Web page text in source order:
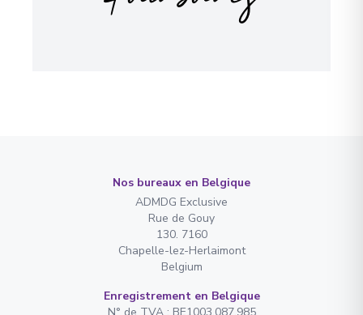
Nos bureaux en Belgique
ADMDG Exclusive
Rue de Gouy
130. 7160
Chapelle-lez-Herlaimont
Belgium
Enregistrement en Belgique